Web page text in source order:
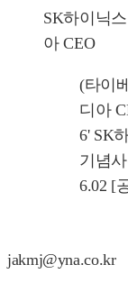
SK하이닉
아 CEO
(타이
디아
6' SK
기념
6.02 [
jakmj@yna.co.kr